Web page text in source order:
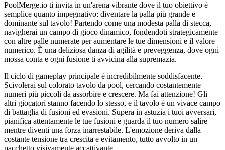
PoolMerge.io ti invita in un'arena vibrante dove il tuo obiettivo è
semplice quanto impegnativo: diventare la palla più grande e
dominante sul tavolo! Partendo come una modesta palla di stecca,
navigherai un campo di gioco dinamico, fondendoti strategicamente
con altre palle numerate per aumentare le tue dimensioni e il valore
numerico. È una deliziosa danza di agilità e preveggenza, dove ogni
mossa conta e ogni fusione ti avvicina alla supremazia.
Il ciclo di gameplay principale è incredibilmente soddisfacente.
Scivolerai sul colorato tavolo da pool, cercando costantemente
numeri più piccoli da assorbire e crescere. Ma fai attenzione! Gli
altri giocatori stanno facendo lo stesso, e il tavolo è un vivace campo
di battaglia di fusioni ed evasioni. Supera in astuzia i tuoi avversari,
pianifica attentamente le tue fusioni e guarda il tuo numero salire
mentre diventi una forza inarrestabile. L'emozione deriva dalla
costante tensione tra crescita e evitamento, tutto avvolto in un
pacchetto visivamente accattivante.